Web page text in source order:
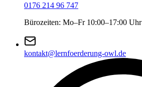
0176 214 96 747
Bürozeiten: Mo–Fr 10:00–17:00 Uhr
kontakt@lernfoerderung-owl.de